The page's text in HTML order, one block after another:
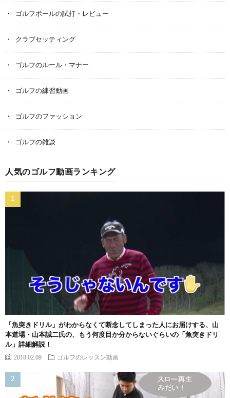
ゴルフボールの試打・レビュー
クラブセッティング
ゴルフのルール・マナー
ゴルフの練習動画
ゴルフのファッション
ゴルフの雑談
人気のゴルフ動画ランキング
「魚突きドリル」がわからなくて断念してしまった人にお届けする、山
本道場・山本誠二氏の、もう何度目か分からないぐらいの「魚突きドリ
ル」詳細解説！
2018.02.09 ゴルフのレッスン動画